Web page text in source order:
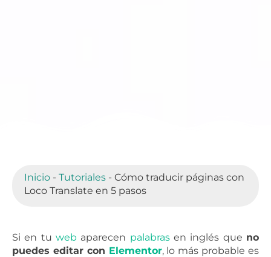
Inicio - Tutoriales - Cómo traducir páginas con
Loco Translate en 5 pasos
Si en tu web aparecen palabrasen inglés que no
puedes editar con Elementor, lo más probable es